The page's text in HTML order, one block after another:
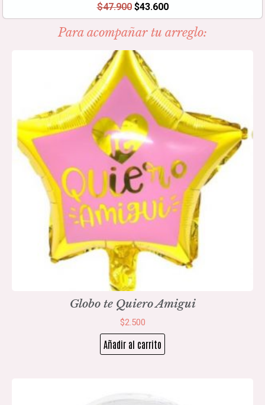
$47.900 $43.600
Para acompañar tu arreglo:
Globo te Quiero Amigui
$2.500
Añadir al carrito